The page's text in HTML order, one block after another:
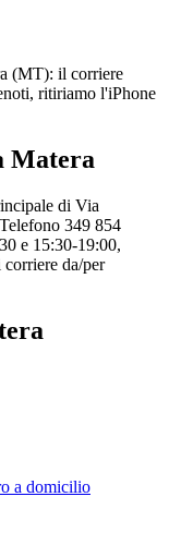
(MT): il corriere
ritiriamo l'iPhone
Matera
di Via
349 854
e 15:30-19:00,
da/per
a domicilio